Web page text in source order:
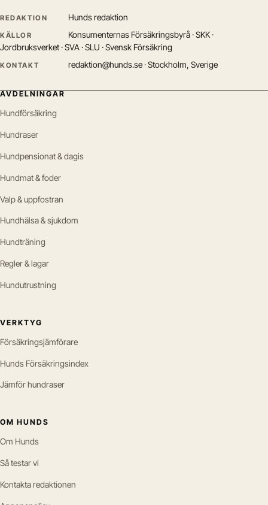
REDAKTION Hunds redaktion
KÄLLOR
Konsumenternas Försäkringsbyrå · SKK ·
Jordbruksverket · SVA · SLU · Svensk Försäkring
KONTAKT redaktion@hunds.se · Stockholm, Sverige
AVDELNINGAR
Hundförsäkring
Hundraser
Hundpensionat & dagis
Hundmat & foder
Valp & uppfostran
Hundhälsa & sjukdom
Hundträning
Regler & lagar
Hundutrustning
VERKTYG
Försäkringsjämförare
Hunds Försäkringsindex
Jämför hundraser
OM HUNDS
Om Hunds
Så testar vi
Kontakta redaktionen